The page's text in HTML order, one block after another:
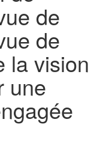
de
de
la vision
une